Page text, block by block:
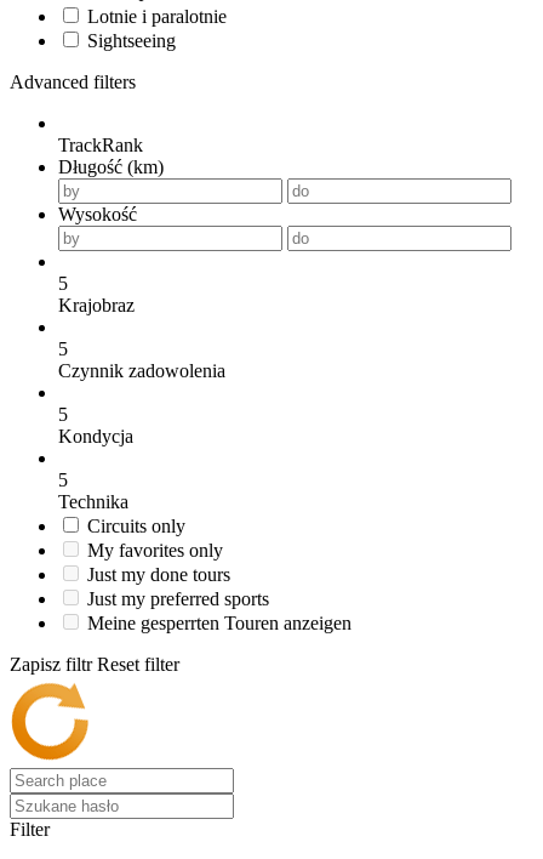
Lotnie i paralotnie
Sightseeing
Advanced filters
TrackRank
Długość (km)
Wysokość
5
Krajobraz
5
Czynnik zadowolenia
5
Kondycja
5
Technika
Circuits only
My favorites only
Just my done tours
Just my preferred sports
Meine gesperrten Touren anzeigen
Zapisz filtr Reset filter
Filter